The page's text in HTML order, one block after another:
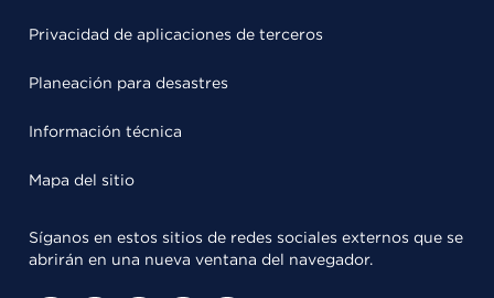
Privacidad de aplicaciones de terceros
Planeación para desastres
Información técnica
Mapa del sitio
Síganos en estos sitios de redes sociales externos que se
abrirán en una nueva ventana del navegador.